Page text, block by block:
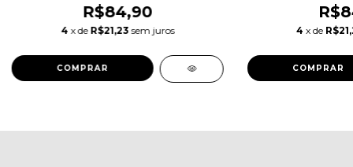
R$84,90
4 x de R$21,23 sem juros 4 x de